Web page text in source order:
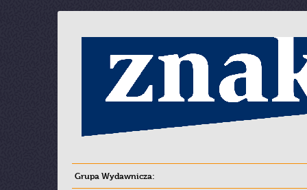
Grupa Wydawnicza: